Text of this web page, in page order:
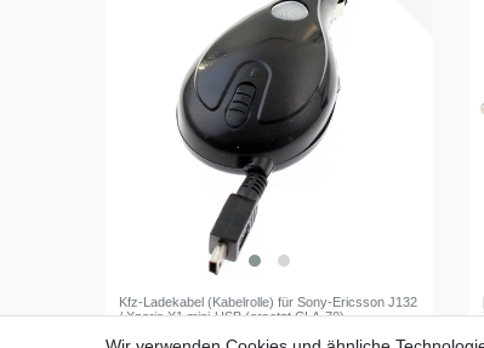
Kfz-Ladekabel (Kabelrolle) für Sony-Ericsson J132
/ Xperia X1 mini-USB (ersetzt CLA-70)